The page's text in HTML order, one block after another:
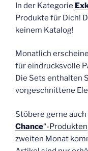
In der Kategorie
Produkte für Dich!
keinem Katalog!
Monatlich
für eindrucksvolle
Die Sets enthalten
vorgeschnittene
Stöbere gerne auch
Chance“-Produkten
zweiten Monat